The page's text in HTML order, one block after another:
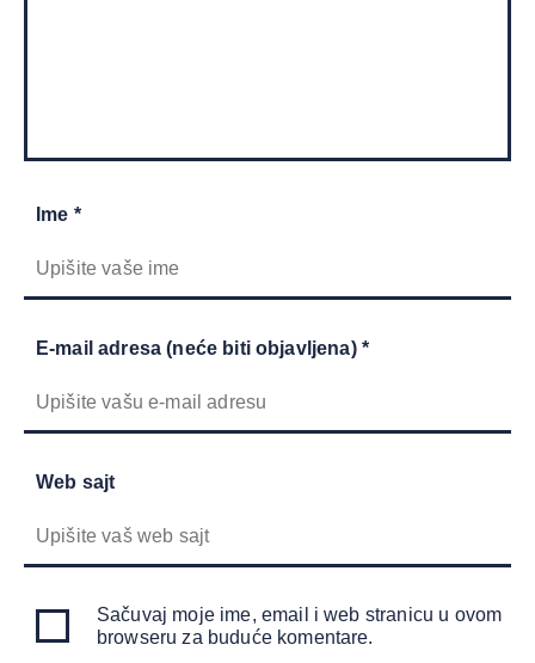
Ime *
E-mail adresa (neće biti objavljena) *
Web sajt
Sačuvaj moje ime, email i web stranicu u ovom
browseru za buduće komentare.